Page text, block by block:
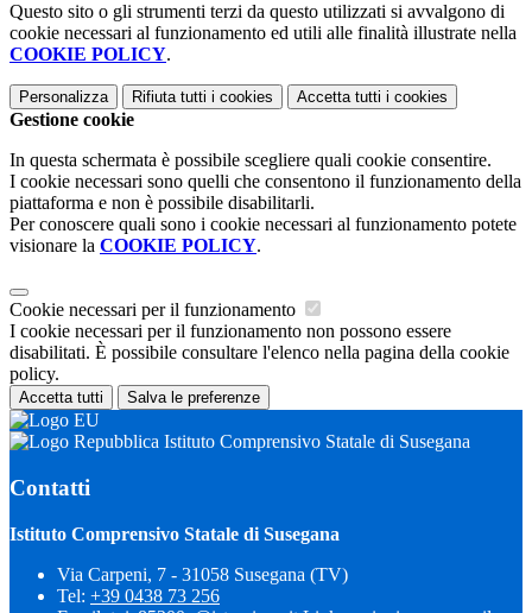
Questo sito o gli strumenti terzi da questo utilizzati si avvalgono di
cookie necessari al funzionamento ed utili alle finalità illustrate nella
COOKIE POLICY.
Personalizza Rifiuta tutti i cookies Accetta tutti i cookies
Gestione cookie
In questa schermata è possibile scegliere quali cookie consentire.
I cookie necessari sono quelli che consentono il funzionamento della
piattaforma e non è possibile disabilitarli.
Per conoscere quali sono i cookie necessari al funzionamento potete
visionare la COOKIE POLICY.
Cookie necessari per il funzionamento
I cookie necessari per il funzionamento non possono essere
disabilitati. È possibile consultare l'elenco nella pagina della cookie
policy.
Accetta tutti Salva le preferenze
Istituto Comprensivo Statale di Susegana
Contatti
Istituto Comprensivo Statale di Susegana
Via Carpeni, 7 - 31058 Susegana (TV)
Tel: +39 0438 73 256